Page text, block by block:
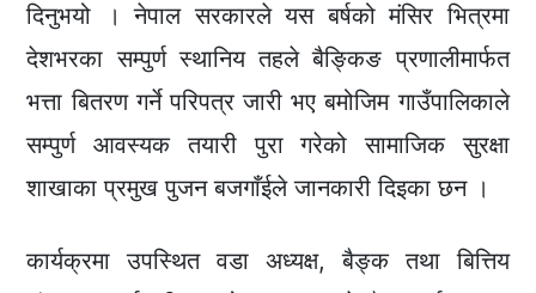
दिनुभयो । नेपाल सरकारले यस बर्षको मंसिर भित्रमा
देशभरका सम्पुर्ण स्थानिय तहले बैङ्किङ प्रणालीमार्फत
भत्ता बितरण गर्ने परिपत्र जारी भए बमोजिम गाउँपालिकाले
सम्पुर्ण आवस्यक तयारी पुरा गरेको सामाजिक सुरक्षा
शाखाका प्रमुख पुजन बजगाँईले जानकारी दिइका छन ।
कार्यक्रमा उपस्थित वडा अध्यक्ष, बैङ्क तथा बित्तिय